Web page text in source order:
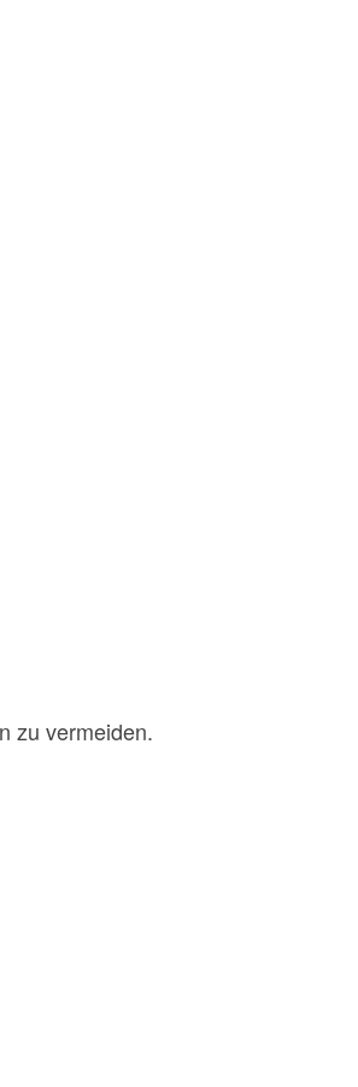
zu vermeiden.